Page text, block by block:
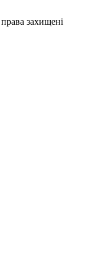
захищені